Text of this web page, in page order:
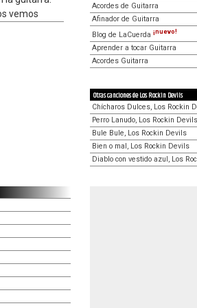
vemos
Acordes de Guitarra
Afinador de Guitarra
Blog de LaCuerda ¡nuevo!
Aprender a tocar Guitarra
Acordes Guitarra
Otras canciones de Los Rockin Devils
Chícharos Dulces, Los Rockin
Perro Lanudo, Los Rockin Devils
Bule Bule, Los Rockin Devils
Bien o mal, Los Rockin Devils
Diablo con vestido azul, Los